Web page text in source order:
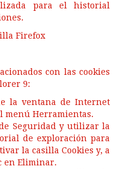
para el historial
Firefox
con las cookies
9:
la ventana de Internet
menú Herramientas.
Seguridad y utilizar la
de exploración para
la casilla Cookies y, a
en Eliminar.